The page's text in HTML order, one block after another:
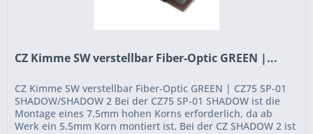
CZ Kimme SW verstellbar Fiber-Optic GREEN |...
CZ Kimme SW verstellbar Fiber-Optic GREEN | CZ75 SP-01
SHADOW/SHADOW 2 Bei der CZ75 SP-01 SHADOW ist die
Montage eines 7.5mm hohen Korns erforderlich, da ab
Werk ein 5.5mm Korn montiert ist. Bei der CZ SHADOW 2 ist